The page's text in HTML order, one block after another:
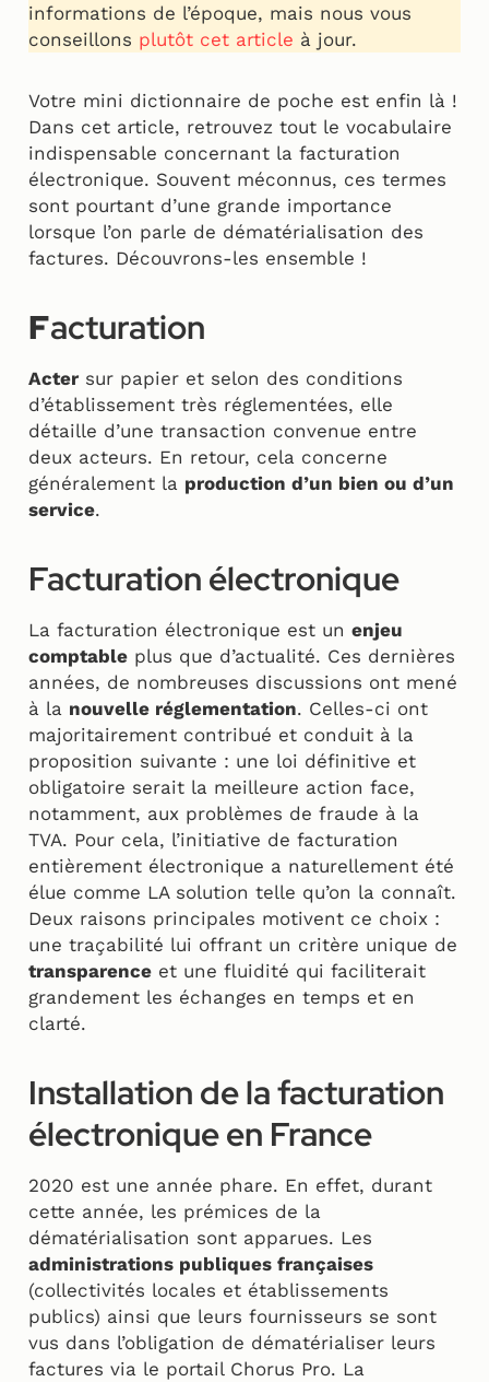
informations de l’époque, mais nous vous
conseillons plutôt cet article à jour.
Votre mini dictionnaire de poche est enfin là !
Dans cet article, retrouvez tout le vocabulaire
indispensable concernant la facturation
électronique. Souvent méconnus, ces termes
sont pourtant d’une grande importance
lorsque l’on parle de dématérialisation des
factures. Découvrons-les ensemble !
Facturation
Acter sur papier et selon des conditions
d’établissement très réglementées, elle
détaille d’une transaction convenue entre
deux acteurs. En retour, cela concerne
généralement la production d’un bien ou d’un
service.
Facturation électronique
La facturation électronique est un enjeu
comptable plus que d’actualité. Ces dernières
années, de nombreuses discussions ont mené
à la nouvelle réglementation. Celles-ci ont
majoritairement contribué et conduit à la
proposition suivante : une loi définitive et
obligatoire serait la meilleure action face,
notamment, aux problèmes de fraude à la
TVA. Pour cela, l’initiative de facturation
entièrement électronique a naturellement été
élue comme LA solution telle qu’on la connaît.
Deux raisons principales motivent ce choix :
une traçabilité lui offrant un critère unique de
transparence et une fluidité qui faciliterait
grandement les échanges en temps et en
clarté.
Installation de la facturation
électronique en France
2020 est une année phare. En effet, durant
cette année, les prémices de la
dématérialisation sont apparues. Les
administrations publiques françaises
(collectivités locales et établissements
publics) ainsi que leurs fournisseurs se sont
vus dans l’obligation de dématérialiser leurs
factures via le portail Chorus Pro. La